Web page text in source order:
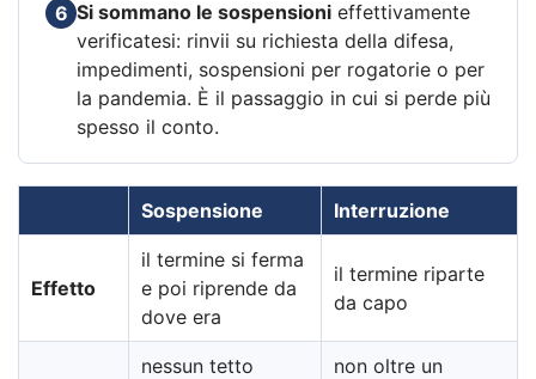
6 Si sommano le sospensioni effettivamente
verificatesi: rinvii su richiesta della difesa,
impedimenti, sospensioni per rogatorie o per
la pandemia. È il passaggio in cui si perde più
spesso il conto.
Sospensione Interruzione
Effetto
il termine si ferma
e poi riprende da
dove era
il termine riparte
da capo
nessun tetto
non oltre un